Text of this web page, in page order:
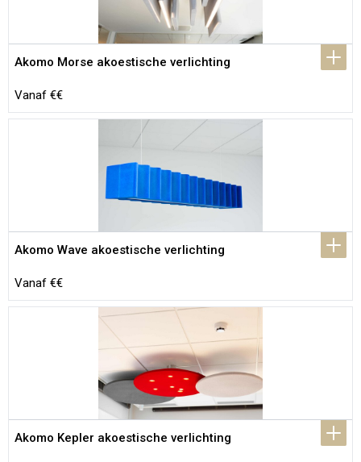
Akomo Morse akoestische verlichting
Vanaf €€
Akomo Wave akoestische verlichting
Vanaf €€
Akomo Kepler akoestische verlichting